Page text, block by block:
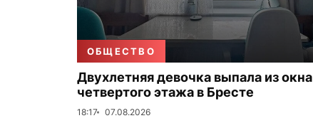
ОБЩЕСТВО
Двухлетняя девочка выпала из окна
четвертого этажа в Бресте
18:17 07.08.2026